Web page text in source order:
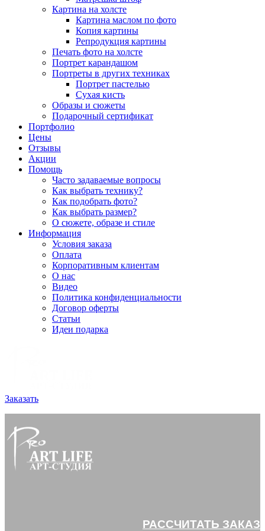
Картина на холсте
Картина маслом по фото
Копия картины
Репродукция картины
Печать фото на холсте
Портрет карандашом
Портреты в других техниках
Портрет пастелью
Сухая кисть
Образы и сюжеты
Подарочный сертификат
Портфолио
Цены
Отзывы
Акции
Помощь
Часто задаваемые вопросы
Как выбрать технику?
Как подобрать фото?
Как выбрать размер?
О сюжете, образе и стиле
Информация
Условия заказа
Оплата
Корпоративным клиентам
О нас
Видео
Политика конфиденциальности
Договор оферты
Статьи
Идеи подарка
Заказать
РАССЧИТАТЬ ЗАКАЗ